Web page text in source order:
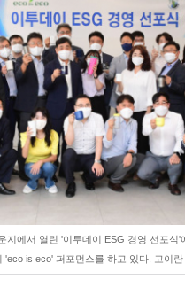
에서 열린 '이투데이 ESG 경영 선포식'
'eco is eco' 퍼포먼스를 하고 있다. 고이